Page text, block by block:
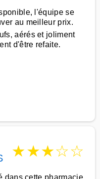
l'équipe se
au meilleur prix.
aérés et joliment
d'être refaite.
★★★☆☆
dans cette pharmacie